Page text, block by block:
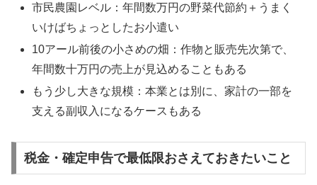
市民農園レベル：年間数万円の野菜代節約＋うまく
いけばちょっとしたお小遣い
10アール前後の小さめの畑：作物と販売先次第で、
年間数十万円の売上が見込めることもある
もう少し大きな規模：本業とは別に、家計の一部を
支える副収入になるケースもある
税金・確定申告で最低限おさえておきたいこと